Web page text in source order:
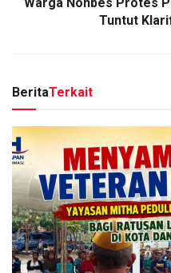
Tuntut
BeritaTerkait